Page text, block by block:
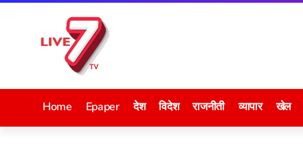
Home Epaper देश विदेश राजनीती व्यापार खेल